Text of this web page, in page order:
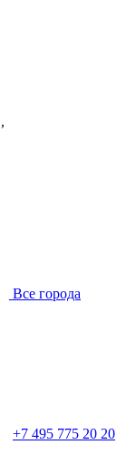
Все города
+7 495 775 20 20